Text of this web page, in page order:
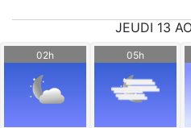
JEUDI 13
02h 05h